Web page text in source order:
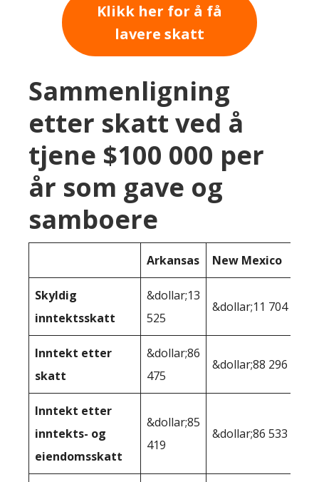
Klikk her for å få
lavere skatt
Sammenligning
etter skatt ved å
tjene $100 000 per
år som gave og
samboere
Arkansas New Mexico
Skyldig
inntektsskatt
&dollar;13
525
&dollar;11 704
Inntekt etter
skatt
&dollar;86
475
&dollar;88 296
Inntekt etter
inntekts- og
eiendomsskatt
&dollar;85
419
&dollar;86 533